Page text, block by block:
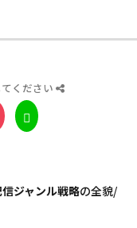
ください
ジャンル戦略の全貌/